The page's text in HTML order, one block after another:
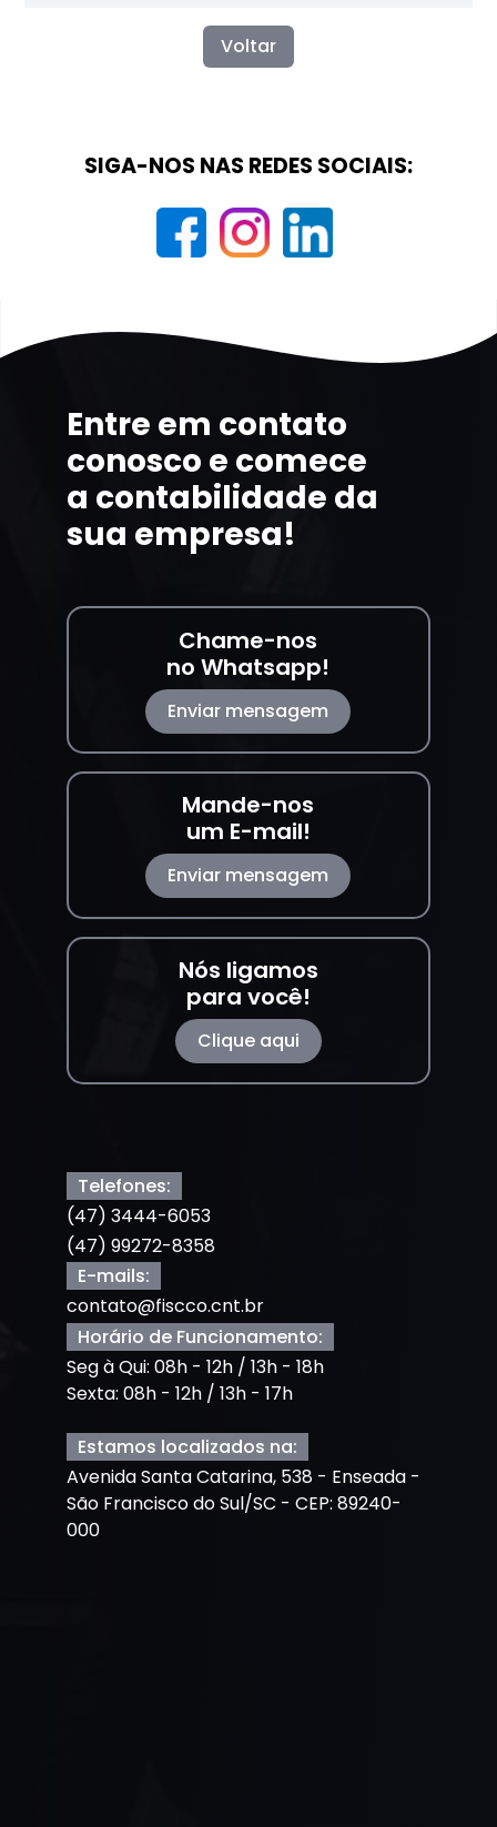
Voltar
SIGA-NOS NAS REDES SOCIAIS:
Entre em contato
conosco e comece
a contabilidade da
sua empresa!
Chame-nos
no Whatsapp!
Enviar mensagem
Mande-nos
um E-mail!
Enviar mensagem
Nós ligamos
para você!
Clique aqui
Telefones:
(47) 3444-6053
(47) 99272-8358
E-mails:
contato@fiscco.cnt.br
Horário de Funcionamento:
Seg à Qui: 08h - 12h / 13h - 18h
Sexta: 08h - 12h / 13h - 17h
Estamos localizados na:
Avenida Santa Catarina, 538 - Enseada -
São Francisco do Sul/SC - CEP: 89240-
000